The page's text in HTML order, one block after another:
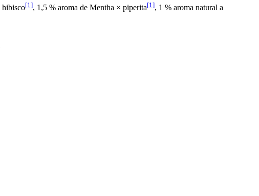
hibisco[1], 1,5 % aroma de Mentha × piperita[1], 1 % aroma natural a